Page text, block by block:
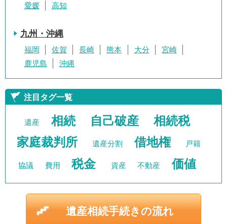
愛媛
高知
九州・沖縄
福岡 佐賀 長崎 熊本 大分
宮崎
鹿児島
沖縄
注目タグ一覧
遺産 相続 自己破産
相続税
家庭裁判所
遺産分割 借地権 戸籍
協議 費用 税金 資産 不動産 価値
遺産相続手続きの流れ